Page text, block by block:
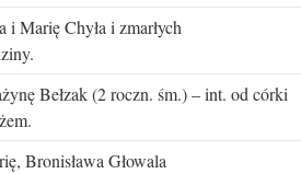
i Marię Chyła i zmarłych
Bełzak (2 roczn. śm.) – int. od córki
Bronisława Głowala